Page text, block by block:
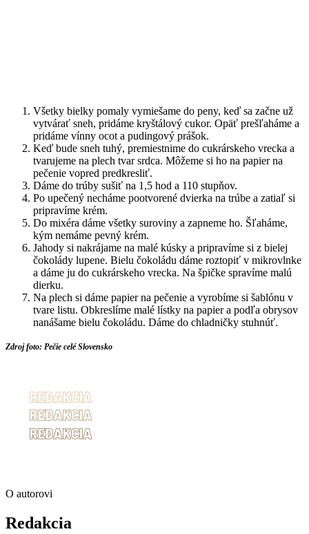
Všetky bielky pomaly vymiešame do peny, keď sa začne už
vytvárať sneh, pridáme kryštálový cukor. Opäť prešľaháme a
pridáme vínny ocot a pudingový prášok.
Keď bude sneh tuhý, premiestnime do cukrárskeho vrecka a
tvarujeme na plech tvar srdca. Môžeme si ho na papier na
pečenie vopred predkresliť.
Dáme do trúby sušiť na 1,5 hod a 110 stupňov.
Po upečený necháme pootvorené dvierka na trúbe a zatiaľ si
pripravíme krém.
Do mixéra dáme všetky suroviny a zapneme ho. Šľaháme,
kým nemáme pevný krém.
Jahody si nakrájame na malé kúsky a pripravíme si z bielej
čokolády lupene. Bielu čokoládu dáme roztopiť v mikrovlnke
a dáme ju do cukrárskeho vrecka. Na špičke spravíme malú
dierku.
Na plech si dáme papier na pečenie a vyrobíme si šablónu v
tvare listu. Obkreslíme malé lístky na papier a podľa obrysov
nanášame bielu čokoládu. Dáme do chladničky stuhnúť.
Zdroj foto: Pečie celé Slovensko
O autorovi
Redakcia